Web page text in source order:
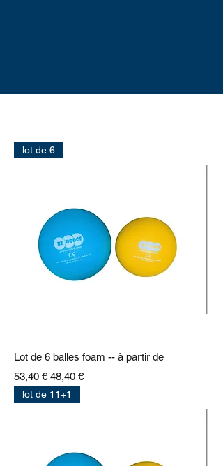
lot de 6
Lot de 6 balles foam -- à partir de
Prix original
53,40 € Prix promotionnel
48,40 €
lot de 11+1